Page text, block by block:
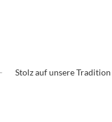
Stolz auf unsere Tradition